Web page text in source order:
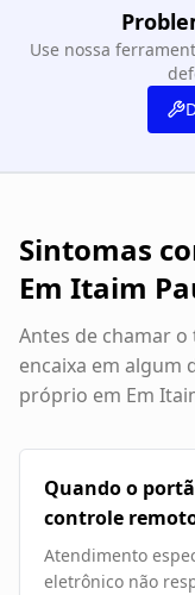
Use nossa
Sintomas
Em Itaim
Antes de chamar o
encaixa em algum
próprio em Em
Quando o
controle
Atendimento
eletrônico não